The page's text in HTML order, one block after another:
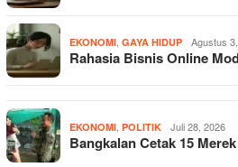
EKONOMI, GAYA HIDUP Agustus
Rahasia Bisnis Online
EKONOMI, POLITIK Juli 28, 2026
Bangkalan Cetak 15